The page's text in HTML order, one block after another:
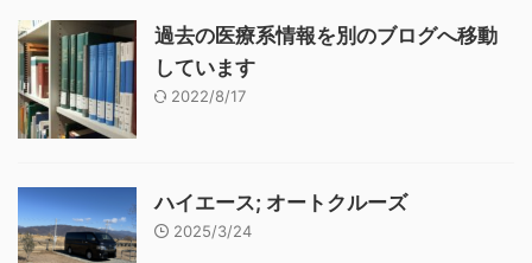
過去の医療系情報を別のブログへ移動
しています
2022/8/17
ハイエース; オートクルーズ
2025/3/24